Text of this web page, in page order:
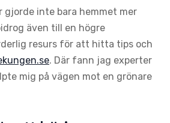
gjorde inte bara hemmet mer
även till en högre
resurs för att hitta tips och
. Där fann jag experter
mig på vägen mot en grönare